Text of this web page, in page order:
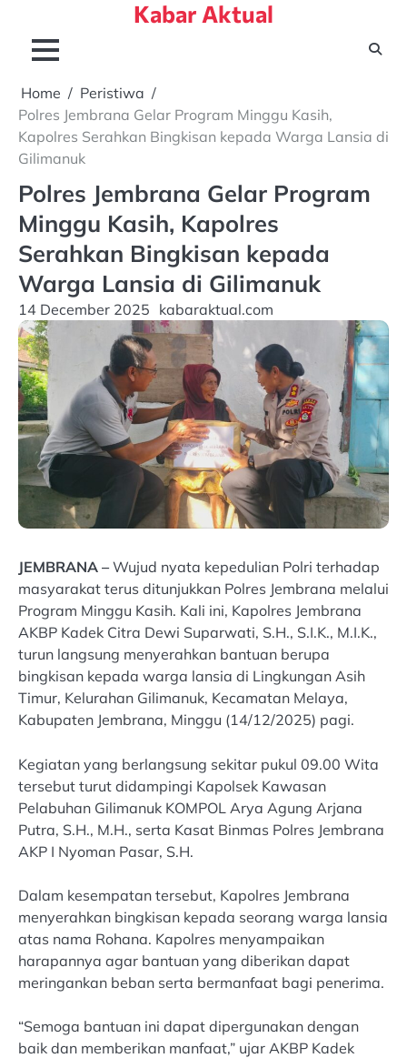
content
Kabar Aktual
Home
Peristiwa
Polres Jembrana Gelar Program Minggu Kasih,
Kapolres Serahkan Bingkisan kepada Warga Lansia di
Gilimanuk
Polres Jembrana Gelar Program
Minggu Kasih, Kapolres
Serahkan Bingkisan kepada
Warga Lansia di Gilimanuk
14 December 2025 kabaraktual.com
JEMBRANA –Wujud nyata kepedulian Polri terhadap
masyarakat terus ditunjukkan Polres Jembrana melalui
Program Minggu Kasih. Kali ini, Kapolres Jembrana
AKBP Kadek Citra Dewi Suparwati, S.H., S.I.K., M.I.K.,
turun langsung menyerahkan bantuan berupa
bingkisan kepada warga lansia di Lingkungan Asih
Timur, Kelurahan Gilimanuk, Kecamatan Melaya,
Kabupaten Jembrana, Minggu (14/12/2025) pagi.
Kegiatan yang berlangsung sekitar pukul 09.00 Wita
tersebut turut didampingi Kapolsek Kawasan
Pelabuhan Gilimanuk KOMPOL Arya Agung Arjana
Putra, S.H., M.H., serta Kasat Binmas Polres Jembrana
AKP I Nyoman Pasar, S.H.
Dalam kesempatan tersebut, Kapolres Jembrana
menyerahkan bingkisan kepada seorang warga lansia
atas nama Rohana. Kapolres menyampaikan
harapannya agar bantuan yang diberikan dapat
meringankan beban serta bermanfaat bagi penerima.
“Semoga bantuan ini dapat dipergunakan dengan
baik dan memberikan manfaat,” ujar AKBP Kadek